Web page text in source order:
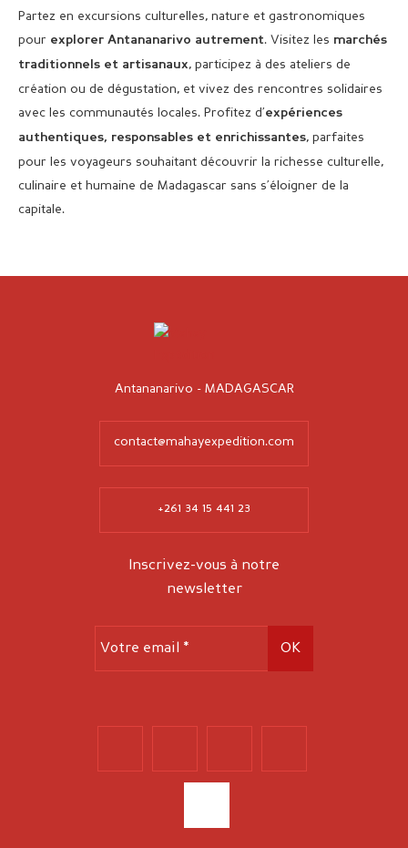
Partez en excursions culturelles, nature et gastronomiques
pour explorer Antananarivo autrement. Visitez les marchés
traditionnels et artisanaux, participez à des ateliers de
création ou de dégustation, et vivez des rencontres solidaires
avec les communautés locales. Profitez d’expériences
authentiques, responsables et enrichissantes, parfaites
pour les voyageurs souhaitant découvrir la richesse culturelle,
culinaire et humaine de Madagascar sans s’éloigner de la
capitale.
Antananarivo - MADAGASCAR
contact@mahayexpedition.com
+261 34 15 441 23
Inscrivez-vous à notre
newsletter